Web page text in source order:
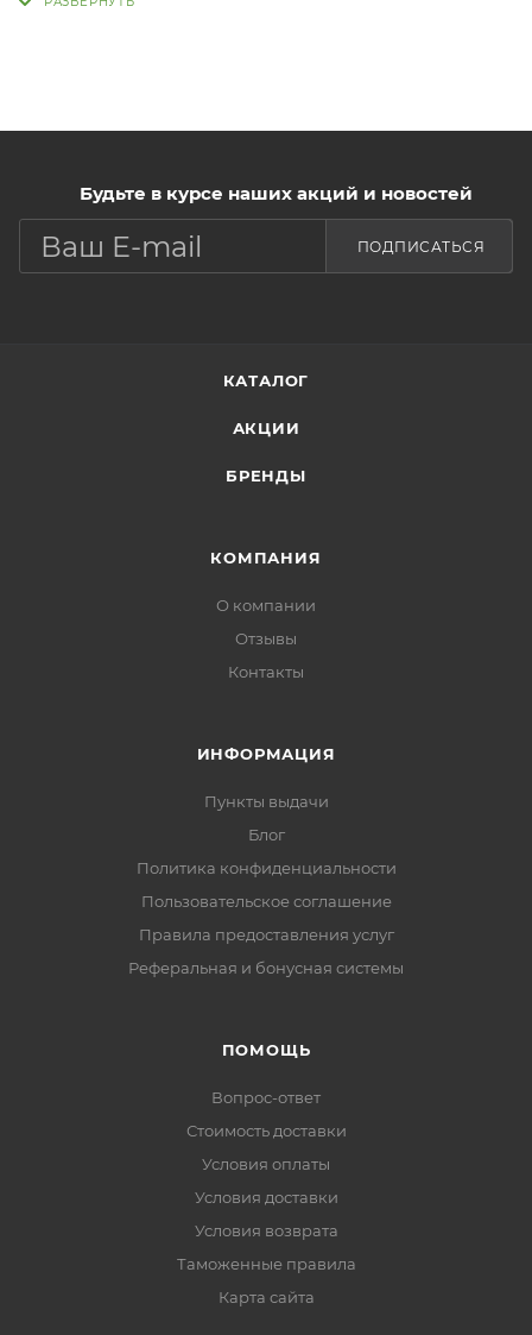
яркой.
похлопывающими движениями в качестве
завершающего этапа ухода.
Будьте в курсе наших акций и новостей
ПОДПИСАТЬСЯ
КАТАЛОГ
АКЦИИ
БРЕНДЫ
КОМПАНИЯ
О компании
Отзывы
Контакты
ИНФОРМАЦИЯ
Пункты выдачи
Блог
Политика конфиденциальности
Пользовательское соглашение
Правила предоставления услуг
Реферальная и бонусная системы
ПОМОЩЬ
Вопрос-ответ
Стоимость доставки
Условия оплаты
Условия доставки
Условия возврата
Таможенные правила
Карта сайта